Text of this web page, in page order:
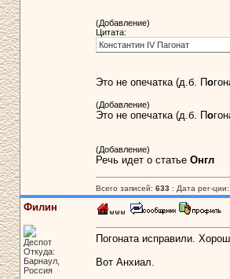
(Добавление)
Цитата:
Константин IV Пагонат
Это не опечатка (д.б. По
(Добавление)
Это не опечатка (д.б. По
(Добавление)
Речь идет о статье Онгл
Всего записей: 633: Дата рег-ции:
Филин
Деспот
Откуда:
Барнаул,
Россия
Погоната исправили.
Вот Анхиал.